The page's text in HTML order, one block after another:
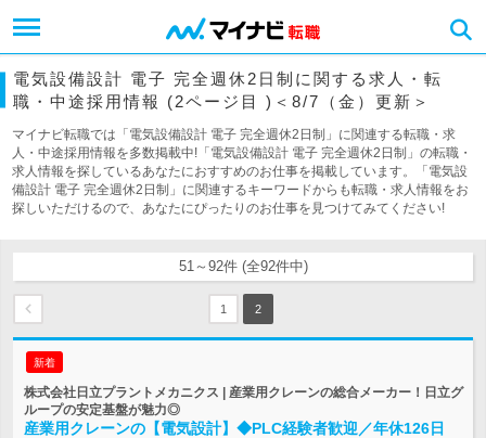
電気設備設計 電子 完全週休2日制に関する求人・転
職・中途採用情報 (2ページ目 )＜8/7（金）更新＞
マイナビ転職では「電気設備設計 電子 完全週休2日制」に関連する転職・求
人・中途採用情報を多数掲載中!「電気設備設計 電子 完全週休2日制」の転職・
求人情報を探しているあなたにおすすめのお仕事を掲載しています。「電気設
備設計 電子 完全週休2日制」に関連するキーワードからも転職・求人情報をお
探しいただけるので、あなたにぴったりのお仕事を見つけてみてください!
51～92件 (全92件中)
1 2
新着
株式会社日立プラントメカニクス | 産業用クレーンの総合メーカー！日立グ
ループの安定基盤が魅力◎
産業用クレーンの【電気設計】◆PLC経験者歓迎／年休126日